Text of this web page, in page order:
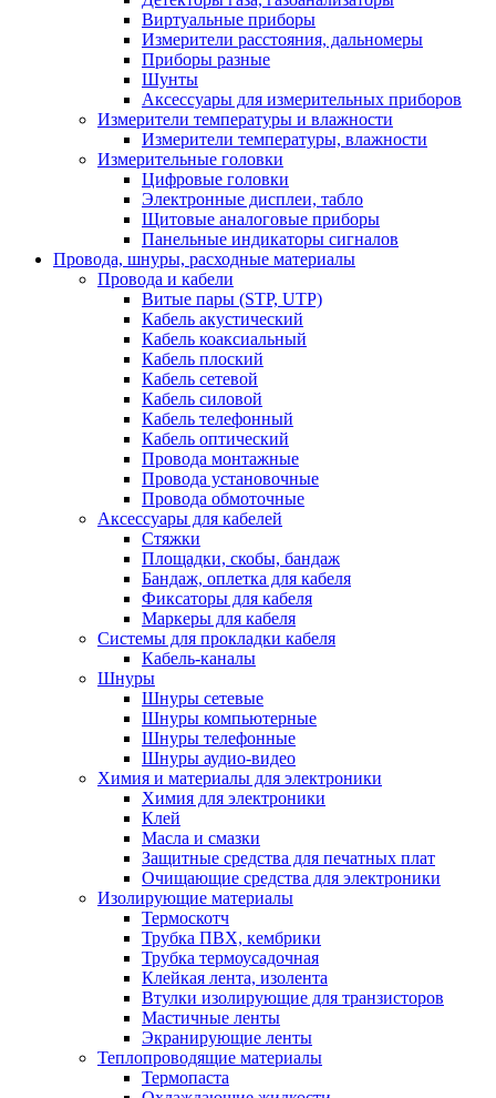
Виртуальные приборы
Измерители расстояния, дальномеры
Приборы разные
Шунты
Аксессуары для измерительных приборов
Измерители температуры и влажности
Измерители температуры, влажности
Измерительные головки
Цифровые головки
Электронные дисплеи, табло
Щитовые аналоговые приборы
Панельные индикаторы сигналов
Провода, шнуры, расходные материалы
Провода и кабели
Витые пары (STP, UTP)
Кабель акустический
Кабель коаксиальный
Кабель плоский
Кабель сетевой
Кабель силовой
Кабель телефонный
Кабель оптический
Провода монтажные
Провода установочные
Провода обмоточные
Аксессуары для кабелей
Стяжки
Площадки, скобы, бандаж
Бандаж, оплетка для кабеля
Фиксаторы для кабеля
Маркеры для кабеля
Системы для прокладки кабеля
Кабель-каналы
Шнуры
Шнуры сетевые
Шнуры компьютерные
Шнуры телефонные
Шнуры аудио-видео
Химия и материалы для электроники
Химия для электроники
Клей
Масла и смазки
Защитные средства для печатных плат
Очищающие средства для электроники
Изолирующие материалы
Термоскотч
Трубка ПВХ, кембрики
Трубка термоусадочная
Клейкая лента, изолента
Втулки изолирующие для транзисторов
Мастичные ленты
Экранирующие ленты
Теплопроводящие материалы
Термопаста